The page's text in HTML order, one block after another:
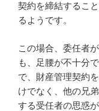
契約を締結するこ
るようです。
この場合、委任者
も、足腰が不十分
で、財産管理契約
けでなく、他の兄
する受任者の思惑